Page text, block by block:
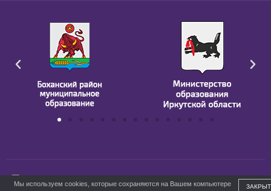
ГБПОУ ИО БПК им. Д. Банзарова
Мы используем cookies, которые сохраняются на Вашем компьютере